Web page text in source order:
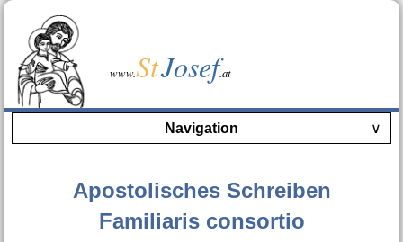
www.StJosef.at
Navigation ∨
Apostolisches Schreiben
Familiaris consortio